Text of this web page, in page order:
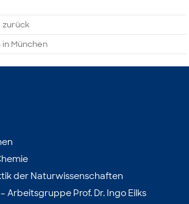
zurück
München
der Naturwissenschaften
Arbeitsgruppe Prof. Dr. Ingo Eilks